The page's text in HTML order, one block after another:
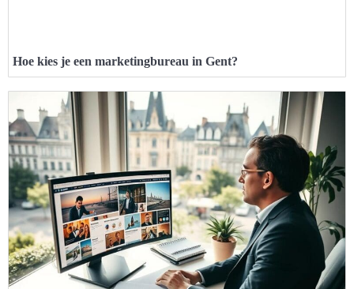
Hoe kies je een marketingbureau in Gent?